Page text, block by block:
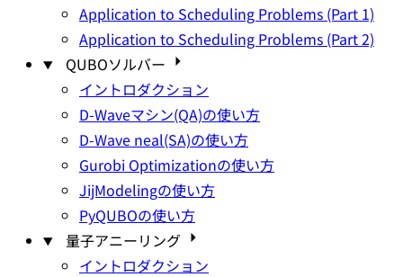
Application to Scheduling Problems (Part 1)
Application to Scheduling Problems (Part 2)
QUBOソルバー
イントロダクション
D-Waveマシン(QA)の使い方
D-Wave neal(SA)の使い方
Gurobi Optimizationの使い方
JijModelingの使い方
PyQUBOの使い方
量子アニーリング
イントロダクション